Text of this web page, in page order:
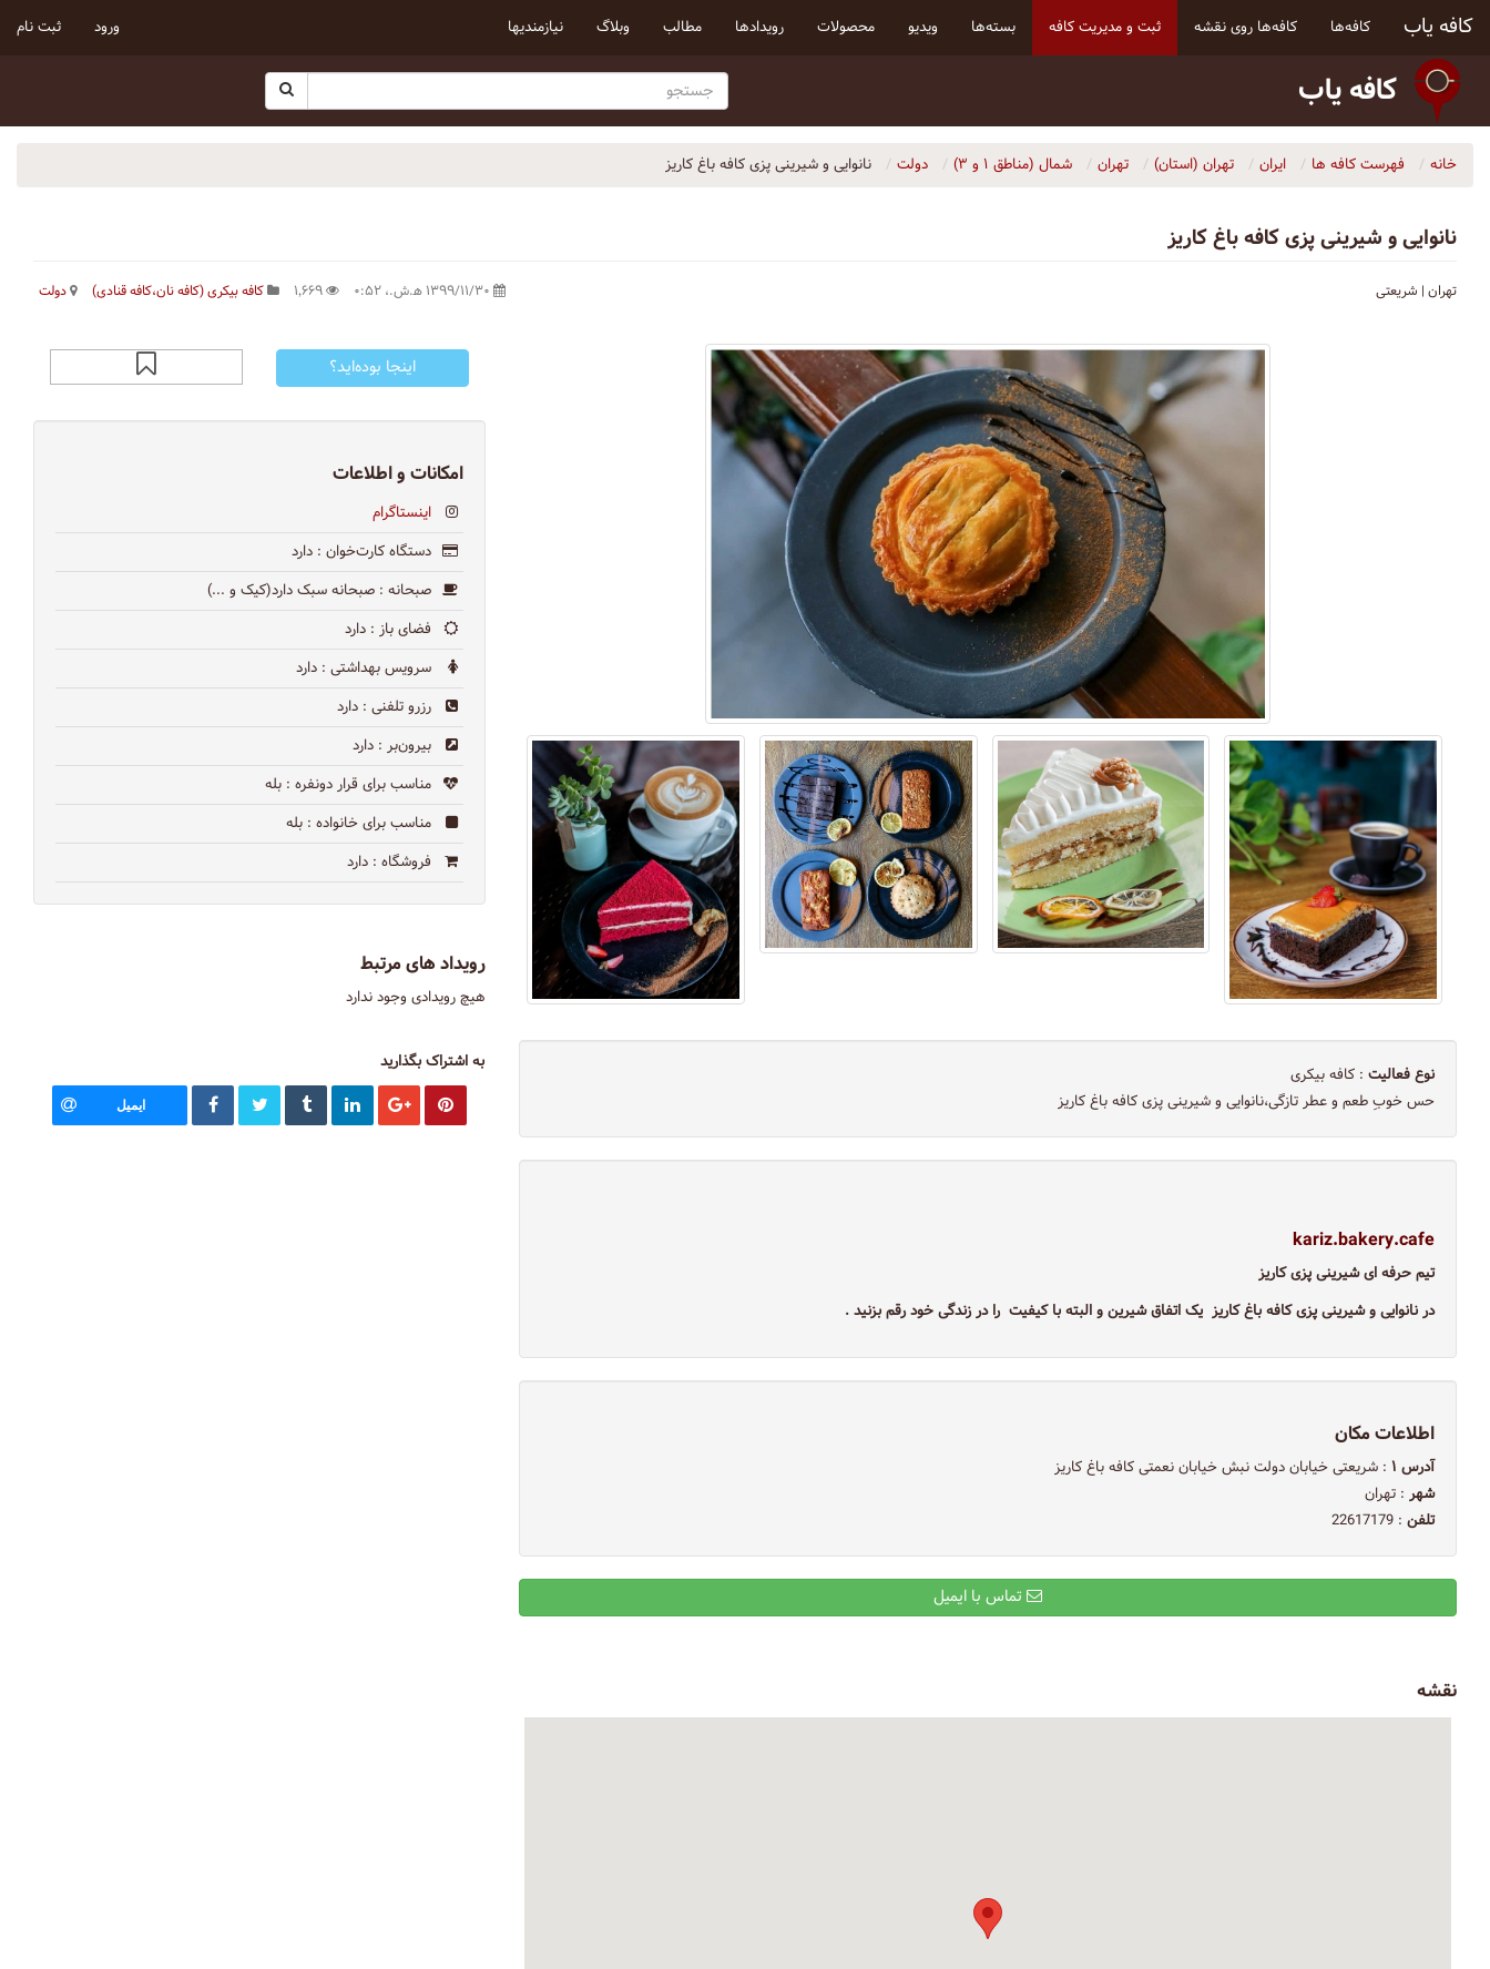
کافه یاب کافه‌ها کافه‌ها روی نقشه ثبت و مدیریت کافه بسته‌ها ویدیو محصولات رویداد‌ها مطالب وبلاگ نیازمندیها ورود ثبت نام
کافه یاب
خانه فهرست کافه ها ایران تهران (استان) تهران شمال (مناطق ۱ و ۳) دولت نانوایی و شیرینی پزی کافه باغ کاریز
نانوایی و شیرینی پزی کافه باغ کاریز
کافه بیکری (کافه نان،کافه قنادی) دولت تهران | شریعتی
نوع فعالیت : کافه بیکری
حس خوبِ طعم و عطر تازگی،نانوایی و شیرینی پزی کافه باغ کاریز
kariz.bakery.cafe
تیم‌ حرفه ای شیرینی پزی کاریز
در نانوایی و شیرینی پزی کافه باغ کاریز یک اتفاق شیرین و البته با کیفیت را در زندگی خود رقم بزنید .
اطلاعات مکان
آدرس ۱
: شریعتی خیابان دولت نبش خیابان نعمتی کافه باغ کاریز
شهر : تهران
تلفن : 22617179
نقشه
اینجا بوده‌اید؟
امکانات و اطلاعات
اینستاگرام
دستگاه کارت‌خوان : دارد
صبحانه : صبحانه سبک دارد(کیک و ...)
فضای باز : دارد
سرویس بهداشتی : دارد
رزرو تلفنی : دارد
بیرون‌بر : دارد
مناسب برای قرار دونفره : بله
مناسب برای خانواده : بله
فروشگاه : دارد
رویداد های مرتبط
هیچ رویدادی وجود ندارد
به اشتراک بگذارید
ایمیل